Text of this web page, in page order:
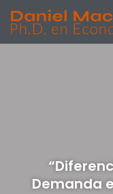
Demanda